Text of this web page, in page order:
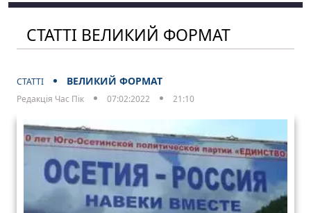
СТАТТІ ВЕЛИКИЙ ФОРМАТ
СТАТТІ ВЕЛИКИЙ ФОРМАТ
Редакція Час Пік 07:02:2022 21:10